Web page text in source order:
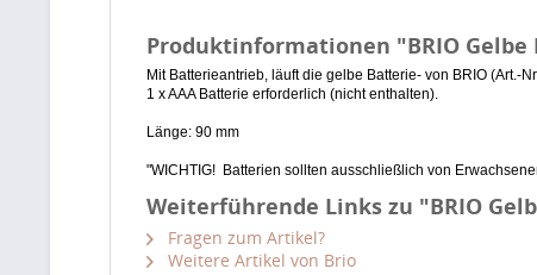
Produktinformationen "BRIO
Mit Batterieantrieb, läuft die gelbe Batterie- von BRIO (Art.-
1 x AAA Batterie erforderlich (nicht enthalten).
Länge: 90 mm
"WICHTIG! Batterien sollten ausschließlich von
Weiterführende Links zu "BRIO
Fragen zum Artikel?
Weitere Artikel von Brio